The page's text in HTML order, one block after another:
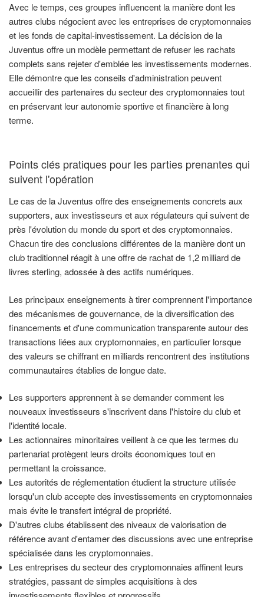
Avec le temps, ces groupes influencent la manière dont les
autres clubs négocient avec les entreprises de cryptomonnaies
et les fonds de capital-investissement. La décision de la
Juventus offre un modèle permettant de refuser les rachats
complets sans rejeter d'emblée les investissements modernes.
Elle démontre que les conseils d'administration peuvent
accueillir des partenaires du secteur des cryptomonnaies tout
en préservant leur autonomie sportive et financière à long
terme.
Points clés pratiques pour les parties prenantes qui
suivent l'opération
Le cas de la Juventus offre des enseignements concrets aux
supporters, aux investisseurs et aux régulateurs qui suivent de
près l'évolution du monde du sport et des cryptomonnaies.
Chacun tire des conclusions différentes de la manière dont un
club traditionnel réagit à une offre de rachat de 1,2 milliard de
livres sterling, adossée à des actifs numériques.
Les principaux enseignements à tirer comprennent l'importance
des mécanismes de gouvernance, de la diversification des
financements et d'une communication transparente autour des
transactions liées aux cryptomonnaies, en particulier lorsque
des valeurs se chiffrant en milliards rencontrent des institutions
communautaires établies de longue date.
Les supporters apprennent à se demander comment les
nouveaux investisseurs s'inscrivent dans l'histoire du club et
l'identité locale.
Les actionnaires minoritaires veillent à ce que les termes du
partenariat protègent leurs droits économiques tout en
permettant la croissance.
Les autorités de réglementation étudient la structure utilisée
lorsqu'un club accepte des investissements en cryptomonnaies
mais évite le transfert intégral de propriété.
D'autres clubs établissent des niveaux de valorisation de
référence avant d'entamer des discussions avec une entreprise
spécialisée dans les cryptomonnaies.
Les entreprises du secteur des cryptomonnaies affinent leurs
stratégies, passant de simples acquisitions à des